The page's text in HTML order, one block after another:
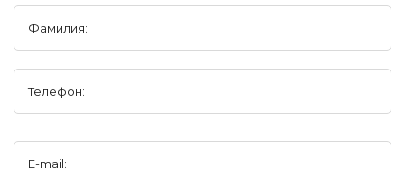
Фамилия:
Телефон:
E-mail: